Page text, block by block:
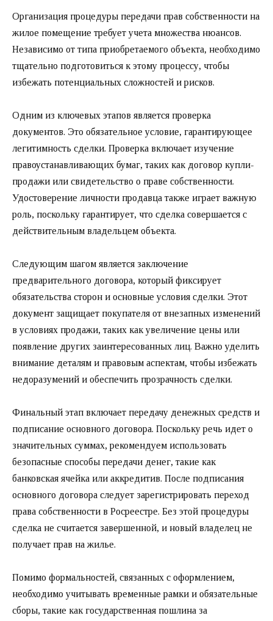
Организация процедуры передачи прав собственности на
жилое помещение требует учета множества нюансов.
Независимо от типа приобретаемого объекта, необходимо
тщательно подготовиться к этому процессу, чтобы
избежать потенциальных сложностей и рисков.
Одним из ключевых этапов является проверка
документов. Это обязательное условие, гарантирующее
легитимность сделки. Проверка включает изучение
правоустанавливающих бумаг, таких как договор купли-
продажи или свидетельство о праве собственности.
Удостоверение личности продавца также играет важную
роль, поскольку гарантирует, что сделка совершается с
действительным владельцем объекта.
Следующим шагом является заключение
предварительного договора, который фиксирует
обязательства сторон и основные условия сделки. Этот
документ защищает покупателя от внезапных изменений
в условиях продажи, таких как увеличение цены или
появление других заинтересованных лиц. Важно уделить
внимание деталям и правовым аспектам, чтобы избежать
недоразумений и обеспечить прозрачность сделки.
Финальный этап включает передачу денежных средств и
подписание основного договора. Поскольку речь идет о
значительных суммах, рекомендуем использовать
безопасные способы передачи денег, такие как
банковская ячейка или аккредитив. После подписания
основного договора следует зарегистрировать переход
права собственности в Росреестре. Без этой процедуры
сделка не считается завершенной, и новый владелец не
получает прав на жилье.
Помимо формальностей, связанных с оформлением,
необходимо учитывать временные рамки и обязательные
сборы, такие как государственная пошлина за